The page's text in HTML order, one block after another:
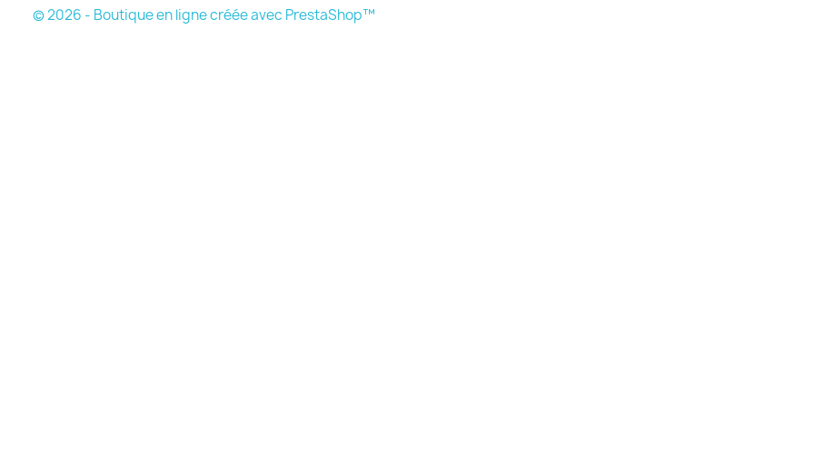
© 2026 - Boutique en ligne créée avec PrestaShop™